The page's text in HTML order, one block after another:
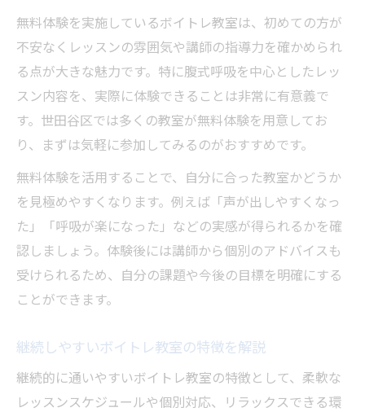
無料体験を実施しているボイトレ教室は、初めての方が
不安なくレッスンの雰囲気や講師の指導力を確かめられ
る点が大きな魅力です。特に腹式呼吸を中心としたレッ
スン内容を、実際に体験できることは非常に有意義で
す。世田谷区では多くの教室が無料体験を用意してお
り、まずは気軽に参加してみるのがおすすめです。
無料体験を活用することで、自分に合った教室かどうか
を見極めやすくなります。例えば「声が出しやすくなっ
た」「呼吸が楽になった」などの実感が得られるかを確
認しましょう。体験後には講師から個別のアドバイスも
受けられるため、自分の課題や今後の目標を明確にする
ことができます。
継続しやすいボイトレ教室の特徴を解説
継続的に通いやすいボイトレ教室の特徴として、柔軟な
レッスンスケジュールや個別対応、リラックスできる環